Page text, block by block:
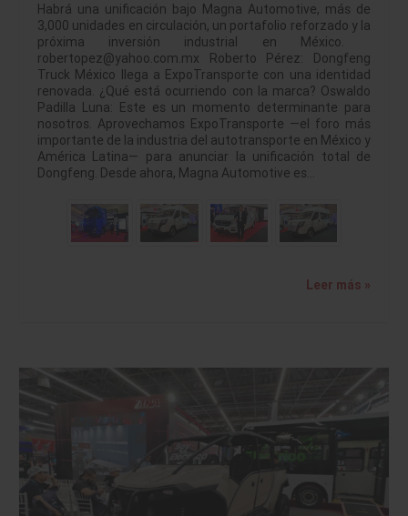
Habrá una unificación bajo Magna Automotive, más de
3,000 unidades en circulación, un portafolio reforzado y la
próxima inversión industrial en México.
robertopez@yahoo.com.mx Roberto Pérez: Dongfeng
Truck México llega a ExpoTransporte con una identidad
renovada. ¿Qué está ocurriendo con la marca? Oswaldo
Padilla Luna: Este es un momento determinante para
nosotros. Aprovechamos ExpoTransporte —el foro más
importante de la industria del autotransporte en México y
América Latina— para anunciar la unificación total de
Dongfeng. Desde ahora, Magna Automotive es…
Leer más »